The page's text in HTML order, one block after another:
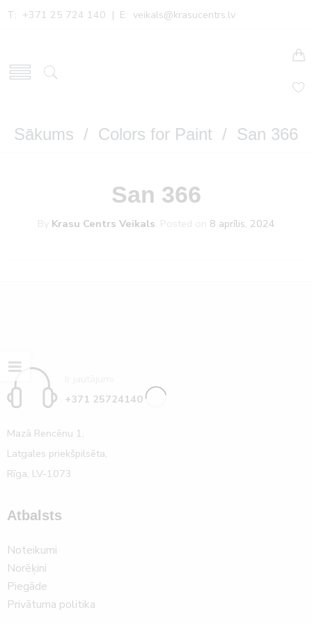
T: +371 25 724 140 | E: veikals@krasucentrs.lv
Sākums / Colors for Paint / San 366
San 366
By Krasu Centrs Veikals Posted on 8 aprīlis, 2024
+371 25724140
Mazā Rencēnu 1,
Latgales priekšpilsēta,
Rīga, LV-1073
Atbalsts
Noteikumi
Norēķini
Piegāde
Privātuma politika